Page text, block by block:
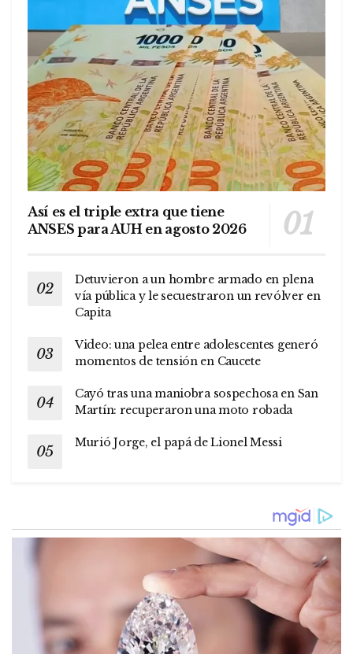
Así es el triple extra que tiene
ANSES para AUH en agosto 2026
Detuvieron a un hombre armado en plena
vía pública y le secuestraron un revólver en
Capita
Video: una pelea entre adolescentes generó
momentos de tensión en Caucete
Cayó tras una maniobra sospechosa en San
Martín: recuperaron una moto robada
Murió Jorge, el papá de Lionel Messi